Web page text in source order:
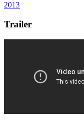
2013
Trailer